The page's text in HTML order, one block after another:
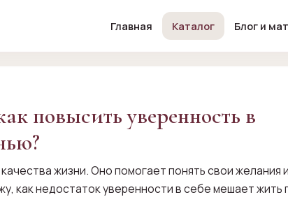
Главная Каталог Блог и
повысить уверенность в
жизни. Оно помогает понять свои желания
как недостаток уверенности в себе мешает жить